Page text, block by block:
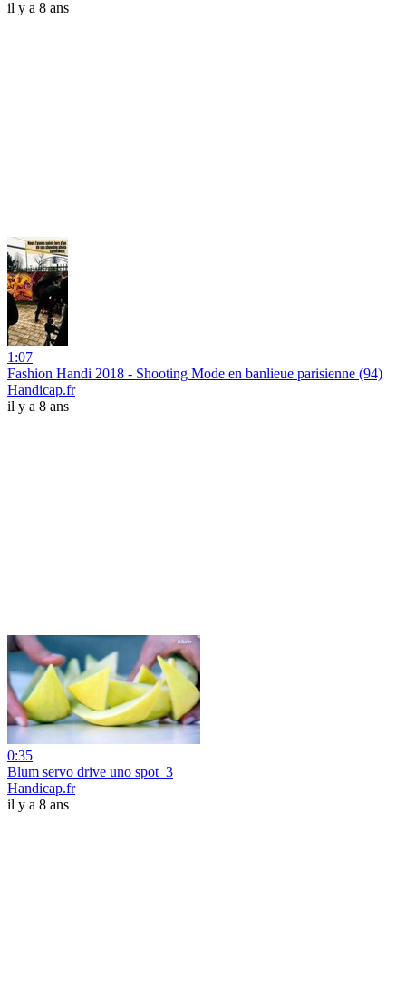
il y a 8 ans
1:07
Fashion Handi 2018 - Shooting Mode en banlieue parisienne (94)
Handicap.fr
il y a 8 ans
0:35
Blum servo drive uno spot_3
Handicap.fr
il y a 8 ans